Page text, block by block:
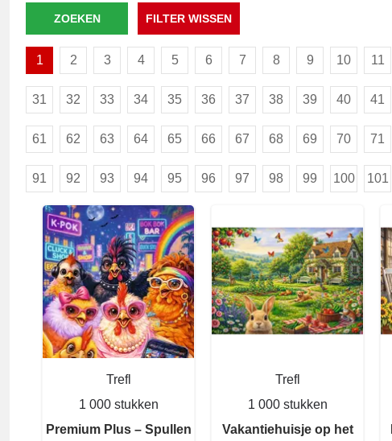
1 2 3 4 5 6 7 8 9 10 11
31 32 33 34 35 36 37 38 39 40 41
61 62 63 64 65 66 67 68 69 70 71
91 92 93 94 95 96 97 98 99 100 101
Trefl
1 000 stukken
Premium Plus – Spullen
Trefl
1 000 stukken
Vakantiehuisje op het